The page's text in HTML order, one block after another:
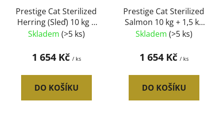
Prestige Cat Sterilized
Herring (Sleď) 10 kg +
1,5 kg ZDARMA
Skladem (>5 ks)
1 654 Kč / ks
DO KOŠÍKU
Prestige Cat Sterilized
Salmon 10 kg + 1,5 kg
ZDARMA
Skladem (>5 ks)
1 654 Kč / ks
DO KOŠÍKU